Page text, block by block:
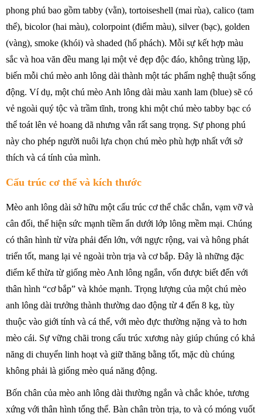
phong phú bao gồm tabby (vằn), tortoiseshell (mai rùa), calico (tam
thể), bicolor (hai màu), colorpoint (điểm màu), silver (bạc), golden
(vàng), smoke (khói) và shaded (hổ phách). Mỗi sự kết hợp màu
sắc và hoa văn đều mang lại một vẻ đẹp độc đáo, không trùng lặp,
biến mỗi chú mèo anh lông dài thành một tác phẩm nghệ thuật sống
động. Ví dụ, một chú mèo Anh lông dài màu xanh lam (blue) sẽ có
vẻ ngoài quý tộc và trầm tĩnh, trong khi một chú mèo tabby bạc có
thể toát lên vẻ hoang dã nhưng vẫn rất sang trọng. Sự phong phú
này cho phép người nuôi lựa chọn chú mèo phù hợp nhất với sở
thích và cá tính của mình.
Cấu trúc cơ thể và kích thước
Mèo anh lông dài sở hữu một cấu trúc cơ thể chắc chắn, vạm vỡ và
cân đối, thể hiện sức mạnh tiềm ẩn dưới lớp lông mềm mại. Chúng
có thân hình từ vừa phải đến lớn, với ngực rộng, vai và hông phát
triển tốt, mang lại vẻ ngoài tròn trịa và cơ bắp. Đây là những đặc
điểm kế thừa từ giống mèo Anh lông ngắn, vốn được biết đến với
thân hình “cơ bắp” và khỏe mạnh. Trọng lượng của một chú mèo
anh lông dài trưởng thành thường dao động từ 4 đến 8 kg, tùy
thuộc vào giới tính và cá thể, với mèo đực thường nặng và to hơn
mèo cái. Sự vững chãi trong cấu trúc xương này giúp chúng có khả
năng di chuyển linh hoạt và giữ thăng bằng tốt, mặc dù chúng
không phải là giống mèo quá năng động.
Bốn chân của mèo anh lông dài thường ngắn và chắc khỏe, tương
xứng với thân hình tổng thể. Bàn chân tròn trịa, to và có móng vuốt